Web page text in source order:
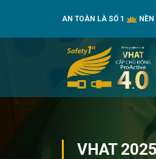
AN TOÀN LÀ SỐ 1
VHAT 2025